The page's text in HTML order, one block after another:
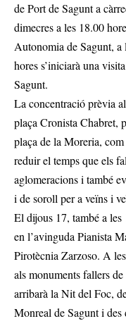
de Port de Sagunt a
dimecres a les 18.00
Autonomia de Sagunt, a
hores s’iniciarà una
Sagunt.
La concentració prèvia
plaça Cronista Chabret,
plaça de la Moreria,
reduir el temps que els
aglomeracions i també
i de soroll per a veïns i
El dijous 17, també a
en l’avinguda Pianista
Pirotècnia Zarzoso. A
als monuments fallers
arribarà la Nit del Foc,
Monreal de Sagunt i